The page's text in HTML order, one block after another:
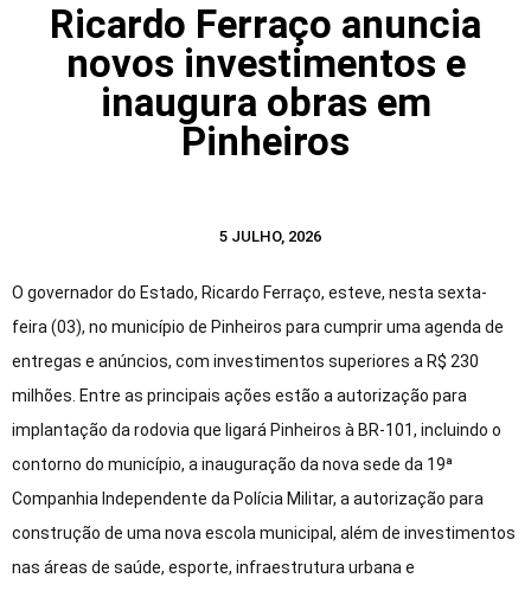
Ricardo Ferraço anuncia
novos investimentos e
inaugura obras em
Pinheiros
5 JULHO, 2026
O governador do Estado, Ricardo Ferraço, esteve, nesta sexta-
feira (03), no município de Pinheiros para cumprir uma agenda de
entregas e anúncios, com investimentos superiores a R$ 230
milhões. Entre as principais ações estão a autorização para
implantação da rodovia que ligará Pinheiros à BR-101, incluindo o
contorno do município, a inauguração da nova sede da 19ª
Companhia Independente da Polícia Militar, a autorização para
construção de uma nova escola municipal, além de investimentos
nas áreas de saúde, esporte, infraestrutura urbana e